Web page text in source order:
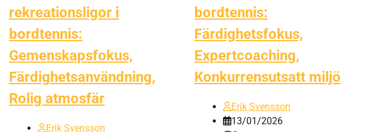
rekreationsligor i
bordtennis:
Gemenskapsfokus,
Färdighetsanvändning,
Rolig atmosfär
Erik Svensson
bordtennis:
Färdighetsfokus,
Expertcoaching,
Konkurrensutsatt miljö
Erik Svensson
13/01/2026